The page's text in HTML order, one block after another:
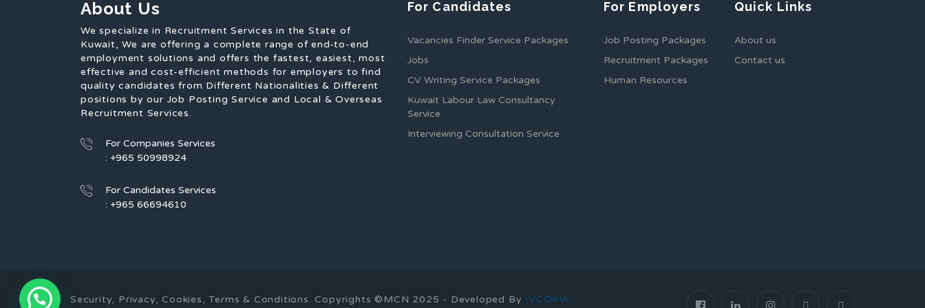
About Us
We specialize in Recruitment Services in the State of
Kuwait, We are offering a complete range of end-to-end
employment solutions and offers the fastest, easiest, most
effective and cost-efficient methods for employers to find
quality candidates from Different Nationalities & Different
positions by our Job Posting Service and Local & Overseas
Recruitment Services.
For Companies Services
: +965 50998924
For Candidates Services
: +965 66694610
For Candidates
Vacancies Finder Service Packages
Jobs
CV Writing Service Packages
Kuwait Labour Law Consultancy
Service
Interviewing Consultation Service
For Employers
Job Posting Packages
Recruitment Packages
Human Resources
Quick Links
About us
Contact us
Security, Privacy, Cookies, Terms & Conditions. Copyrights ©MCN 2025 - Developed By IVCOKW